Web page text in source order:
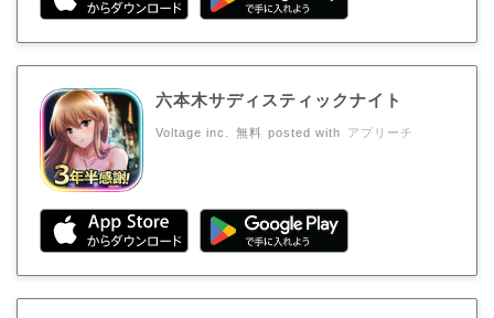
六本木サディスティックナイト
Voltage inc. 無料 posted with アプリーチ